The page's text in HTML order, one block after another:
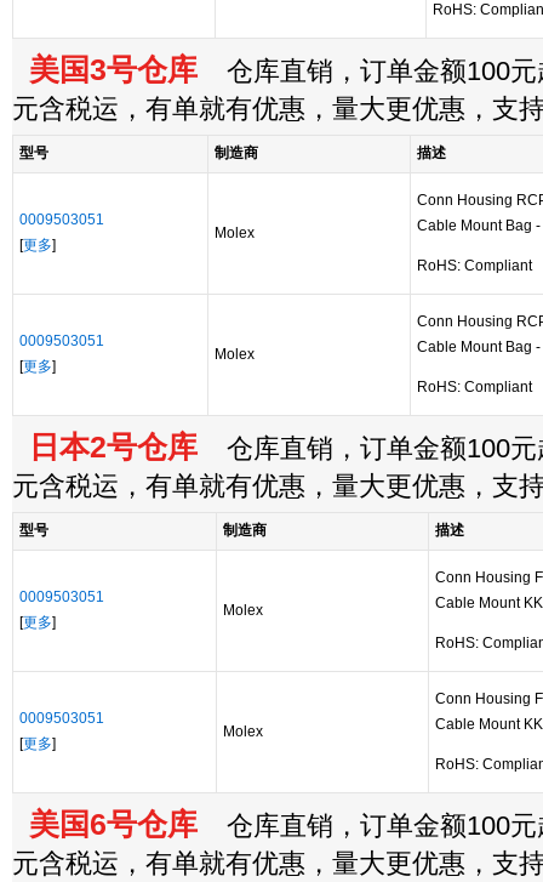
RoHS:
美国3号仓库 仓库直销，订单金额100元
元含税运，有单就有优惠，量大更优惠，支
型号 制造商 描述
0009503051
[更多]
Molex
Conn Housing
Cable Mount Bag
RoHS: Compliant
0009503051
[更多]
Molex
Conn Housing
Cable Mount Bag
RoHS: Compliant
日本2号仓库 仓库直销，订单金额100元
元含税运，有单就有优惠，量大更优惠，支
型号 制造商 描述
0009503051
[更多]
Molex
Conn Housing
Cable Mount
RoHS:
0009503051
[更多]
Molex
Conn Housing
Cable Mount
RoHS:
美国6号仓库 仓库直销，订单金额100元
元含税运，有单就有优惠，量大更优惠，支